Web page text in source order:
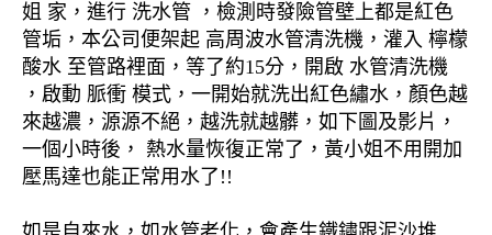
姐 家，進行 洗水管 ，檢測時發險管壁上都是紅色
管垢，本公司便架起 高周波水管清洗機，灌入 檸檬
酸水 至管路裡面，等了約15分，開啟 水管清洗機
，啟動 脈衝 模式，一開始就洗出紅色繡水，顏色越
來越濃，源源不絕，越洗就越髒，如下圖及影片，
一個小時後， 熱水量恢復正常了，黃小姐不用開加
壓馬達也能正常用水了!!